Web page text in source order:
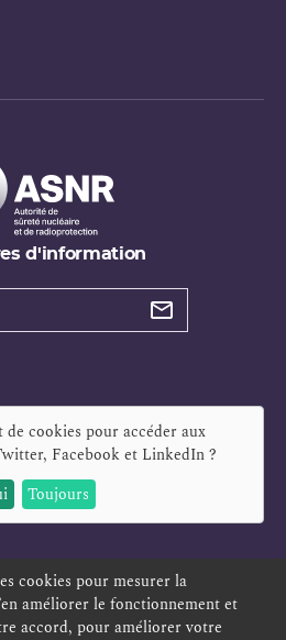
d'information
cookies pour accéder aux
Facebook et LinkedIn?
Toujours
D'EMPLOI SIGNALEMENT
cookies pour mesurer la
améliorer le fonctionnement et
accord, pour améliorer votre